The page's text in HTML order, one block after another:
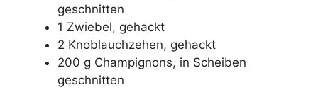
geschnitten
1 Zwiebel, gehackt
2 Knoblauchzehen, gehackt
200 g Champignons, in Scheiben
geschnitten